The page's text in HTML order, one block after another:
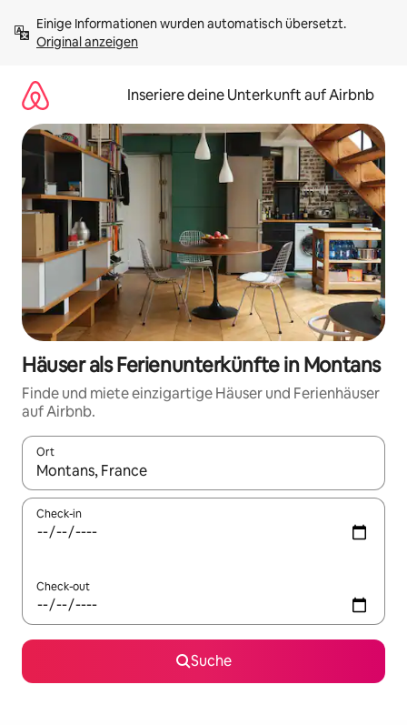
Inhalten
springenOriginal anzeigen
Inseriere deine Unterkunft auf Airbnb
Häuser als Ferienunterkünfte in Montans
Finde und miete einzigartige Häuser und Ferienhäuser
auf Airbnb.
Ort
Wenn Ergebnisse verfügbar sind, navigiere mit den
Check-in
Check-out
Suche